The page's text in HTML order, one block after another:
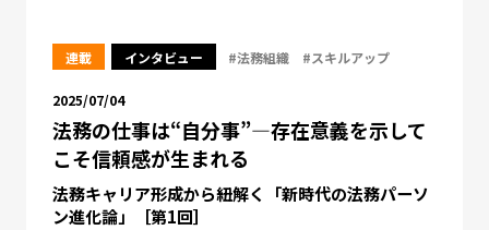
連載 インタビュー #法務組織 #スキルアップ
2025/07/04
法務の仕事は“自分事”—存在意義を示して
こそ信頼感が生まれる
法務キャリア形成から紐解く「新時代の法務パーソ
ン進化論」［第1回］